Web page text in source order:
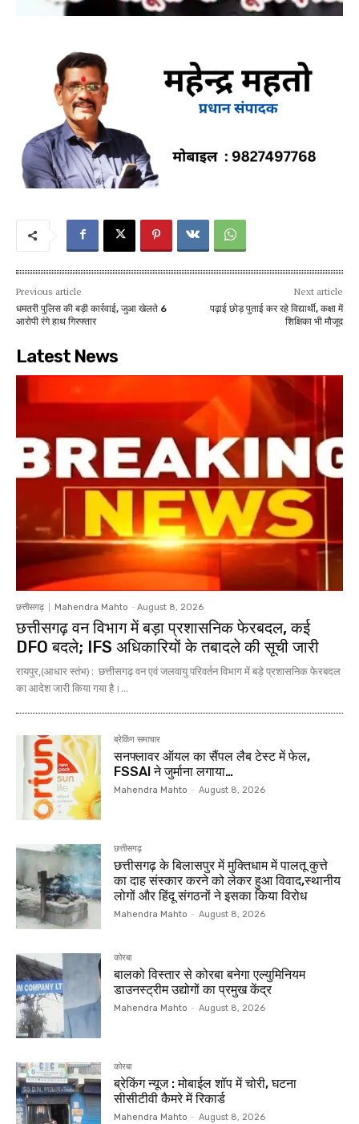
Previous article
धमतरी पुलिस की बड़ी कार्रवाई, जुआ खेलते 6
आरोपी रंगे हाथ गिरफ्तार
Next article
पढ़ाई छोड़ पुताई कर रहे विद्यार्थी, कक्षा में
शिक्षिका भी मौजूद
Latest News
छत्तीसगढ़ Mahendra Mahto - August 8, 2026
छत्तीसगढ़ वन विभाग में बड़ा प्रशासनिक फेरबदल, कई
DFO बदले; IFS अधिकारियों के तबादले की सूची जारी
रायपुर,(आधार स्तंभ) : छत्तीसगढ़ वन एवं जलवायु परिवर्तन विभाग में बड़े प्रशासनिक फेरबदल
का आदेश जारी किया गया है।...
ब्रेकिंग समाचार
सनफ्लावर ऑयल का सैंपल लैब टेस्ट में फेल,
FSSAI ने जुर्माना लगाया…
Mahendra Mahto - August 8, 2026
छत्तीसगढ़
छत्तीसगढ़ के बिलासपुर में मुक्तिधाम में पालतू कुत्ते
का दाह संस्कार करने को लेकर हुआ विवाद,स्थानीय
लोगों और हिंदू संगठनों ने इसका किया विरोध
Mahendra Mahto - August 8, 2026
कोरबा
बालको विस्तार से कोरबा बनेगा एल्युमिनियम
डाउनस्ट्रीम उद्योगों का प्रमुख केंद्र
Mahendra Mahto - August 8, 2026
कोरबा
ब्रेकिंग न्यूज : मोबाईल शॉप में चोरी, घटना
सीसीटीवी कैमरे में रिकार्ड
Mahendra Mahto - August 8, 2026